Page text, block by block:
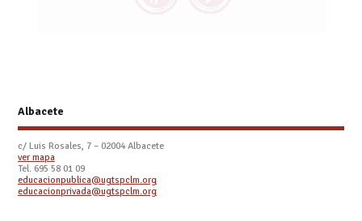
Albacete
c/ Luis Rosales, 7 – 02004 Albacete
ver mapa
Tel. 695 58 01 09
educacionpublica@ugtspclm.org
educacionprivada@ugtspclm.org